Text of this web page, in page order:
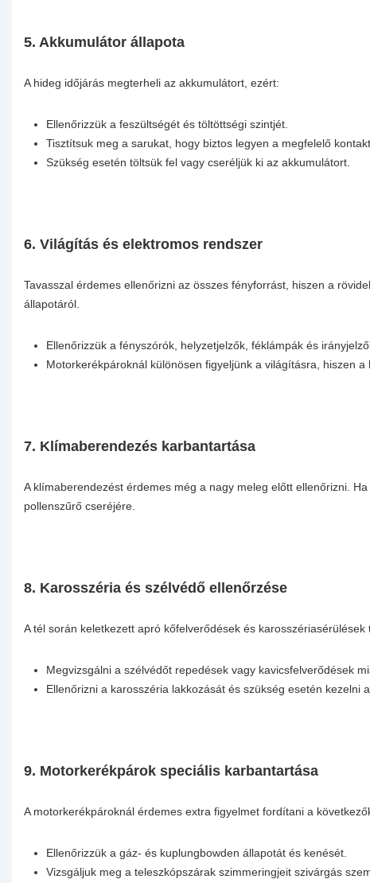
5. Akkumulátor állapota
A hideg időjárás megterheli az akkumulátort, ezért:
Ellenőrizzük a feszültségét és töltöttségi szintjét.
Tisztítsuk meg a sarukat, hogy biztos legyen a megfelelő
Szükség esetén töltsük fel vagy cseréljük ki az akkumulátort.
6. Világítás és elektromos rendszer
Tavasszal érdemes ellenőrizni az összes fényforrást, hiszen a
állapotáról.
Ellenőrizzük a fényszórók, helyzetjelzők, féklámpák és
Motorkerékpároknál különösen figyeljünk a világításra, hiszen a
7. Klímaberendezés karbantartása
A klímaberendezést érdemes még a nagy meleg előtt ellenőrizni.
pollenszűrő cseréjére.
8. Karosszéria és szélvédő ellenőrzése
A tél során keletkezett apró kőfelverődések és
Megvizsgálni a szélvédőt repedések vagy kavicsfelverődések
Ellenőrizni a karosszéria lakkozását és szükség esetén kezelni
9. Motorkerékpárok speciális karbantartása
A motorkerékpároknál érdemes extra figyelmet fordítani a
Ellenőrizzük a gáz- és kuplungbowden állapotát és kenését.
Vizsgáljuk meg a teleszkópszárak szimmeringjeit szivárgás